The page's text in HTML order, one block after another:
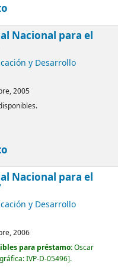
Nacional para el
y Desarrollo
2005
Nacional para el
y Desarrollo
2006
para préstamo:Oscar
IVP-D-05496 .